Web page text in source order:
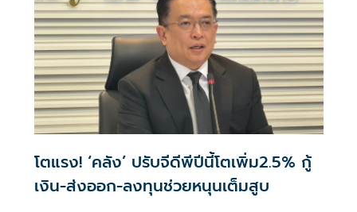
โตแรง! ‘คลัง’ ปรับจีดีพีปีนี้โตเพิ่ม2.5% กู้
เงิน-ส่งออก-ลงทุนช่วยหนุนเต็มสูบ